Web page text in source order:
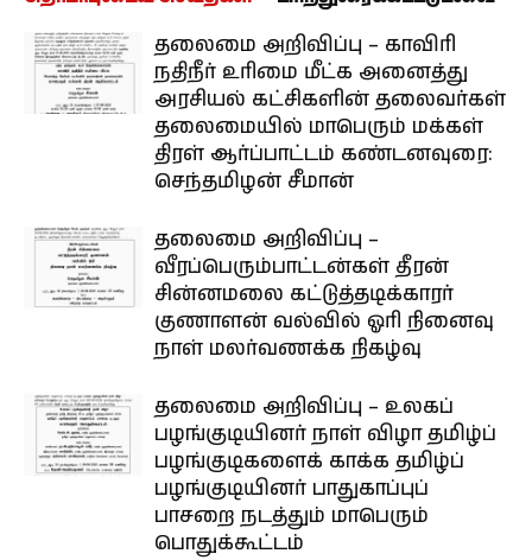
தலைமை அறிவிப்பு – காவிரி
நதிநீர் உரிமை மீட்க அனைத்து
அரசியல் கட்சிகளின் தலைவர்கள்
தலைமையில் மாபெரும் மக்கள்
திரள் ஆர்ப்பாட்டம் கண்டனவுரை:
செந்தமிழன் சீமான்
தலைமை அறிவிப்பு –
வீரப்பெரும்பாட்டன்கள் தீரன்
சின்னமலை கட்டுத்தடிக்காரர்
குணாளன் வல்வில் ஓரி நினைவு
நாள் மலர்வணக்க நிகழ்வு
தலைமை அறிவிப்பு – உலகப்
பழங்குடியினர் நாள் விழா தமிழ்ப்
பழங்குடிகளைக் காக்க தமிழ்ப்
பழங்குடியினர் பாதுகாப்புப்
பாசறை நடத்தும் மாபெரும்
பொதுக்கூட்டம்